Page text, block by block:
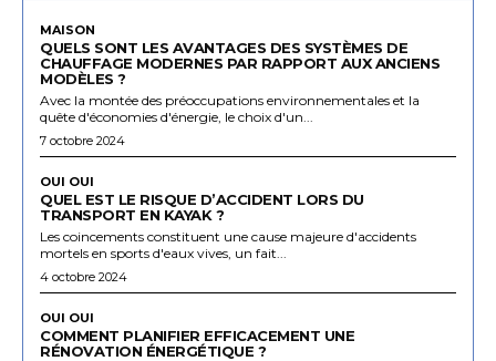
MAISON
QUELS SONT LES AVANTAGES DES SYSTÈMES DE
CHAUFFAGE MODERNES PAR RAPPORT AUX ANCIENS
MODÈLES ?
Avec la montée des préoccupations environnementales et la
quête d'économies d'énergie, le choix d'un...
7 octobre 2024
OUI OUI
QUEL EST LE RISQUE D’ACCIDENT LORS DU
TRANSPORT EN KAYAK ?
Les coincements constituent une cause majeure d'accidents
mortels en sports d'eaux vives, un fait...
4 octobre 2024
OUI OUI
COMMENT PLANIFIER EFFICACEMENT UNE
RÉNOVATION ÉNERGÉTIQUE ?